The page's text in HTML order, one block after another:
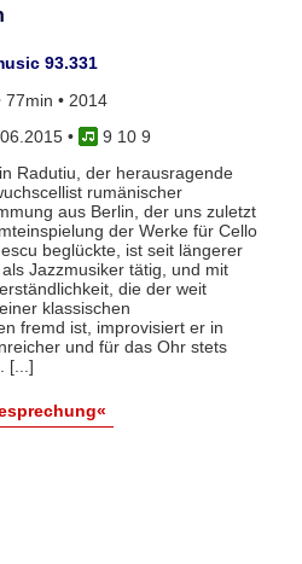
93.331
77min • 2014
•
9 10 9
Radutiu, der herausragende
rumänischer
aus Berlin, der uns zuletzt
der Werke für Cello
beglückte, ist seit längerer
Jazzmusiker tätig, und mit
die der weit
klassischen
fremd ist, improvisiert er in
und für das Ohr stets
[...]